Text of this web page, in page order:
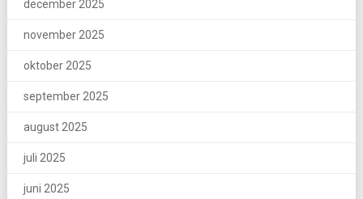
december 2025
november 2025
oktober 2025
september 2025
august 2025
juli 2025
juni 2025